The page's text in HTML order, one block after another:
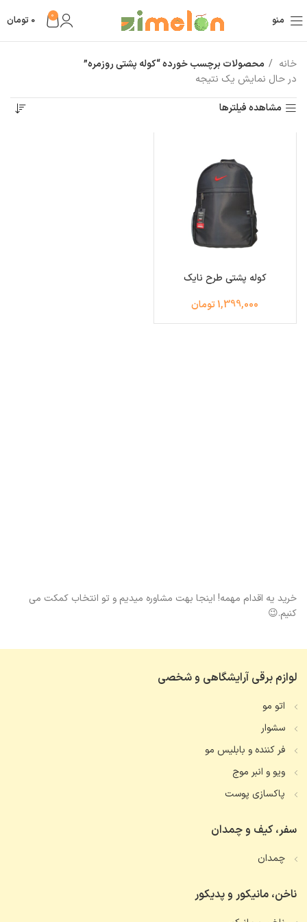
منو 0
0 تومان
خانه
محصولات برچسب خورده “کوله پشتی روزمره”
در حال نمایش یک نتیجه
مشاهده فیلترها
کوله پشتی طرح نایک
1,399,000 تومان
خرید یه اقدام مهمه! اینجا بهت مشاوره میدیم و تو انتخاب کمکت می
کنیم.😉
لوازم برقی آرایشگاهی و شخصی
اتو مو
سشوار
فر کننده و بابلیس مو
ویو و انبر موج
پاکسازی پوست
سفر، کیف و چمدان
چمدان
ناخن، مانیکور و پدیکور